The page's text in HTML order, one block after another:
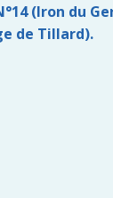
(Iron du
de Tillard).